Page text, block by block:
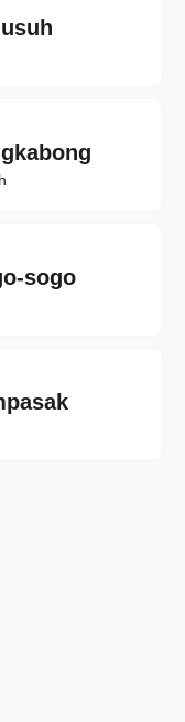
sogo